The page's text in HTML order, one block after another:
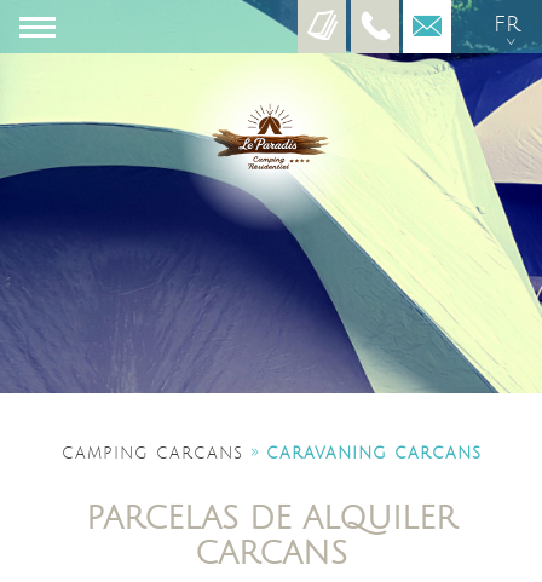
FR
EN
ES
CAMPING CARCANS » CARAVANING CARCANS
PARCELAS DE ALQUILER
CARCANS